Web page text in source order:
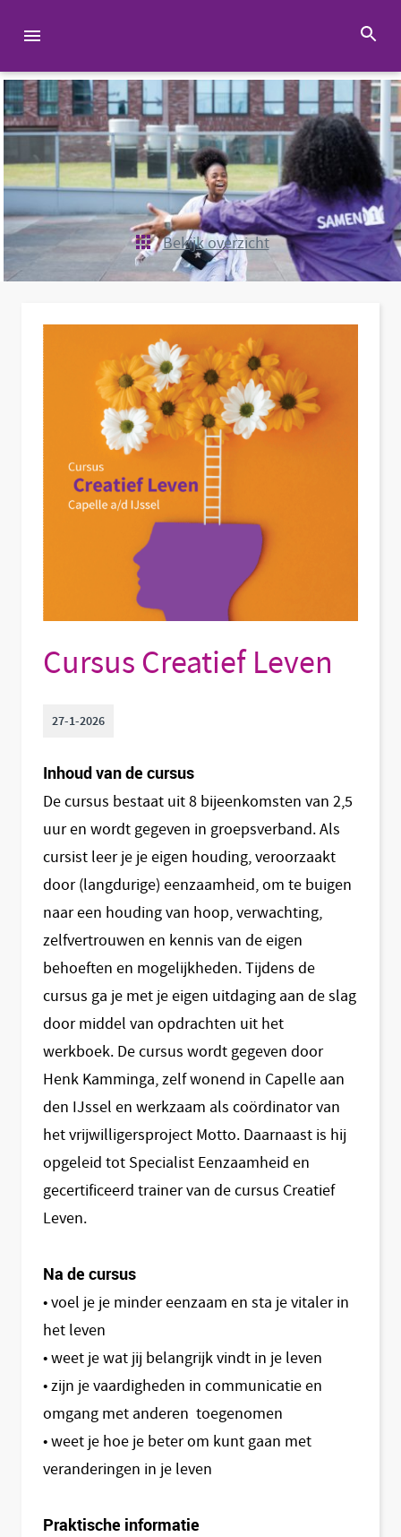
Bekijk overzicht
Cursus Creatief Leven
27-1-2026
Inhoud van de cursus
De cursus bestaat uit 8 bijeenkomsten van 2,5
uur en wordt gegeven in groepsverband. Als
cursist leer je je eigen houding, veroorzaakt
door (langdurige) eenzaamheid, om te buigen
naar een houding van hoop, verwachting,
zelfvertrouwen en kennis van de eigen
behoeften en mogelijkheden. Tijdens de
cursus ga je met je eigen uitdaging aan de slag
door middel van opdrachten uit het
werkboek. De cursus wordt gegeven door
Henk Kamminga, zelf wonend in Capelle aan
den IJssel en werkzaam als coördinator van
het vrijwilligersproject Motto. Daarnaast is hij
opgeleid tot Specialist Eenzaamheid en
gecertificeerd trainer van de cursus Creatief
Leven.
Na de cursus
• voel je je minder eenzaam en sta je vitaler in
het leven
• weet je wat jij belangrijk vindt in je leven
• zijn je vaardigheden in communicatie en
omgang met anderen toegenomen
• weet je hoe je beter om kunt gaan met
veranderingen in je leven
Praktische informatie